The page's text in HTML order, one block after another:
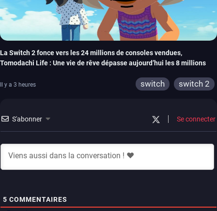
La Switch 2 fonce vers les 24 millions de consoles vendues,
Tomodachi Life : Une vie de rêve dépasse aujourd’hui les 8 millions
Il y a 3 heures switch switch 2
S'abonner Se connecter
5 COMMENTAIRES